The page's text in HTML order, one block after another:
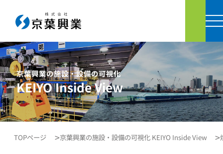
お問
京葉興業の施設・設備の可視化
KEIYO Inside View
TOPページ 京葉興業の施設・設備の可視化 KEIYO Inside View